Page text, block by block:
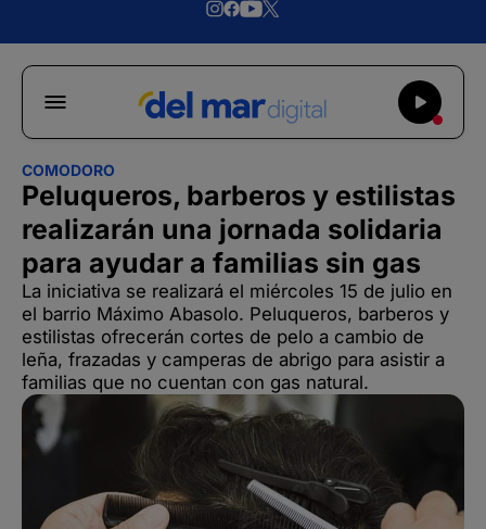
COMODORO
Peluqueros, barberos y estilistas
realizarán una jornada solidaria
para ayudar a familias sin gas
La iniciativa se realizará el miércoles 15 de julio en
el barrio Máximo Abasolo. Peluqueros, barberos y
estilistas ofrecerán cortes de pelo a cambio de
leña, frazadas y camperas de abrigo para asistir a
familias que no cuentan con gas natural.